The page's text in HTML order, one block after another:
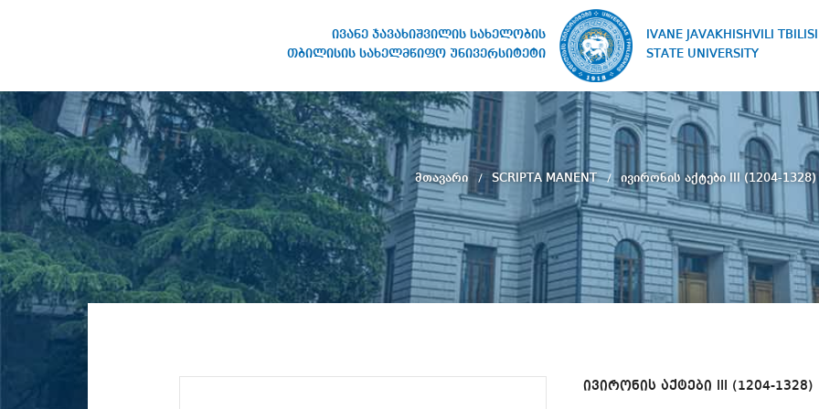
ივანე ჯავახიშვილის სახელობის
თბილისის სახელმწიფო უნივერსიტეტი
IVANE JAVAKHISHVILI TBILISI
STATE UNIVERSITY
სახელობის თბილისის
სახელმწიფო უნივერსიტეტი
მთავარი SCRIPTA MANENT ივირონის აქტები III (1204-1328)
ივირონის აქტები III (1204-1328)